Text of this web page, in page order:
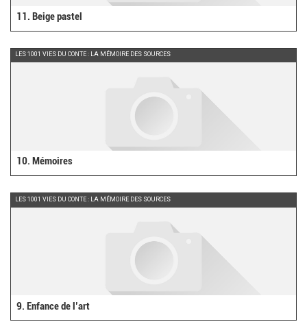
11. Beige pastel
LES 1001 VIES DU CONTE : LA MÉMOIRE DES SOURCES
10. Mémoires
LES 1001 VIES DU CONTE : LA MÉMOIRE DES SOURCES
9. Enfance de l’art